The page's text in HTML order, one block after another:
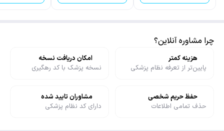
چرا مشاوره آنلاین؟
هزینه کمتر
پایین‌تر از تعرفه نظام پزشکی
امکان دریافت نسخه
نسخه پزشک با کد رهگیری
حفظ حریم شخصی
حذف تمامی اطلاعات
مشاوران تایید شده
دارای کد نظام پزشکی